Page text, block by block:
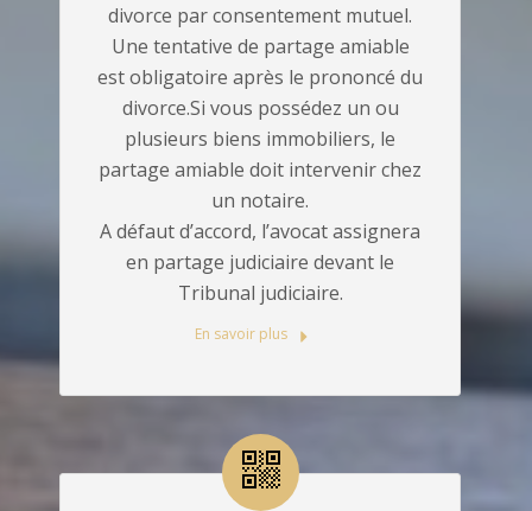
divorce par consentement mutuel.
Une tentative de partage amiable
est obligatoire après le prononcé du
divorce.Si vous possédez un ou
plusieurs biens immobiliers, le
partage amiable doit intervenir chez
un notaire.
A défaut d’accord, l’avocat assignera
en partage judiciaire devant le
Tribunal judiciaire.
En savoir plus